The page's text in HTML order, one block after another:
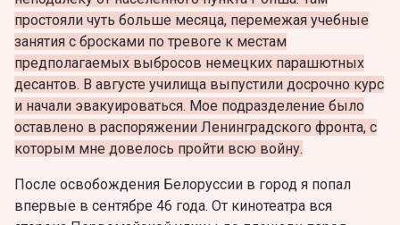
простояли чуть больше месяца, перемежая учебные
занятия с бросками по тревоге к местам
предполагаемых выбросов немецких парашютных
десантов. В августе училища выпустили досрочно курс
и начали эвакуироваться. Мое подразделение было
оставлено в распоряжении Ленинградского фронта, с
которым мне довелось пройти всю войну.
После освобождения Белоруссии в город я попал
впервые в сентябре 46 года. От кинотеатра вся